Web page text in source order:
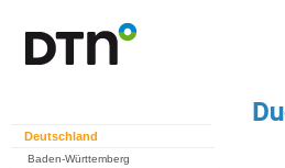
Deutschland
Baden-Württemberg